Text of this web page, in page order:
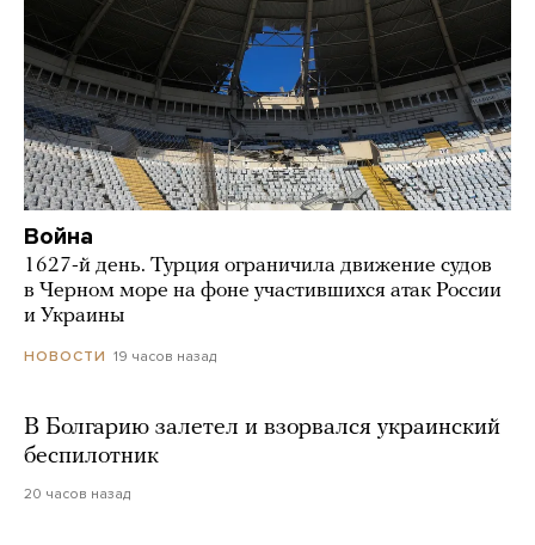
Война
1627-й день. Турция ограничила движение судов
в Черном море на фоне участившихся атак России
и Украины
НОВОСТИ 19 часов назад
В Болгарию залетел и взорвался украинский
беспилотник
20 часов назад